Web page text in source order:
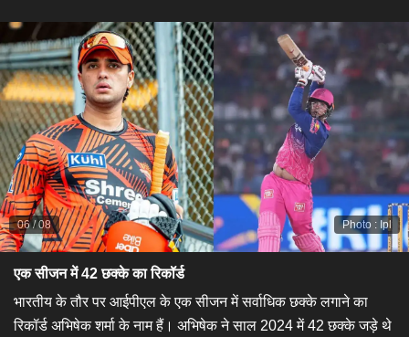
Photo : Ipl
06/08
एक सीजन में 42 छक्के का रिकॉर्ड
भारतीय के तौर पर आईपीएल के एक सीजन में सर्वाधिक छक्के लगाने का
रिकॉर्ड अभिषेक शर्मा के नाम हैं। अभिषेक ने साल 2024 में 42 छक्के जड़े थे